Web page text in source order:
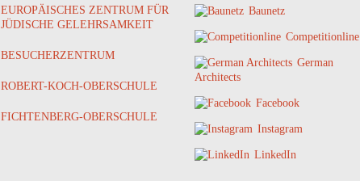
EUROPÄISCHES ZENTRUM FÜR
JÜDISCHE GELEHRSAMKEIT
BESUCHERZENTRUM
ROBERT-KOCH-OBERSCHULE
FICHTENBERG-OBERSCHULE
Baunetz
Competitionline
German
Architects
Facebook
Instagram
LinkedIn